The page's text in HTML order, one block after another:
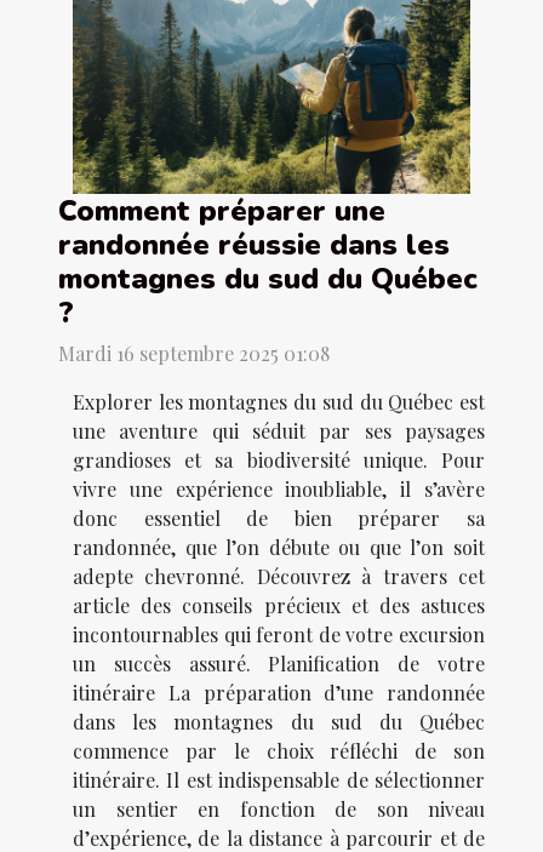
Comment préparer une
randonnée réussie dans les
montagnes du sud du Québec
?
Mardi 16 septembre 2025 01:08
Explorer les montagnes du sud du Québec est
une aventure qui séduit par ses paysages
grandioses et sa biodiversité unique. Pour
vivre une expérience inoubliable, il s’avère
donc essentiel de bien préparer sa
randonnée, que l’on débute ou que l’on soit
adepte chevronné. Découvrez à travers cet
article des conseils précieux et des astuces
incontournables qui feront de votre excursion
un succès assuré. Planification de votre
itinéraire La préparation d’une randonnée
dans les montagnes du sud du Québec
commence par le choix réfléchi de son
itinéraire. Il est indispensable de sélectionner
un sentier en fonction de son niveau
d’expérience, de la distance à parcourir et de